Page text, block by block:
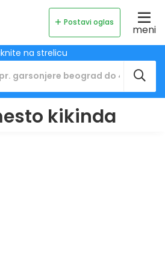
Postavi oglas
meni
na strelicu
kikinda